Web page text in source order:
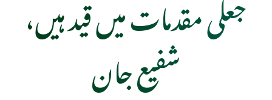
جعلی مقدمات میں قید ہیں،
شفیع جان